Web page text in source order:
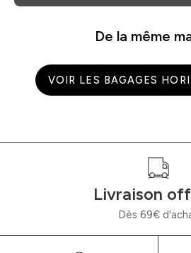
De la même
VOIR LES BAGAGES
Livraison
Dès 69€